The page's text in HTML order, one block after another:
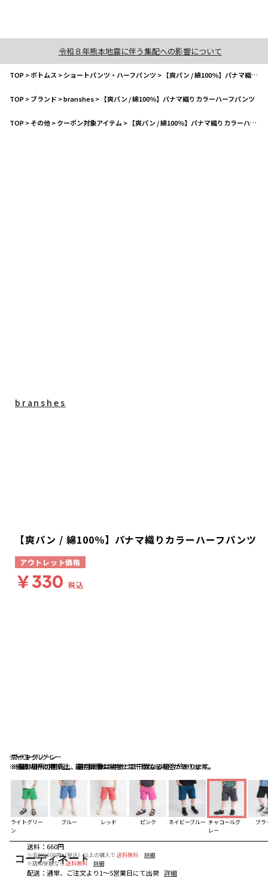
令和８年熊本地震に伴う集配への影響について
TOP>ボトムス >ショートパンツ・ハーフパンツ > 【爽パン / 綿100％】パナマ織りカラーハーフパンツ
TOP>ブランド >branshes> 【爽パン / 綿100％】パナマ織りカラーハーフパンツ
TOP>その他>クーポン対象アイテム > 【爽パン / 綿100％】パナマ織りカラーハーフパンツ
チャコールグレー
※撮影場所の関係上、着用画像は実物と若干異なる場合があります。
ブラック
※撮影場所の関係上、着用画像は実物と若干異なる場合があります。
カーキグリーン
※撮影場所の関係上、着用画像は実物と若干異なる場合があります。
ライトグリー
ン
ブルー レッド ピンク ネイビーブルー チャコールグ
レー
ブラ
コーディネート
送料 ： 660円
※合計6,600円（税込）以上の購入で 送料無料
詳細
※店頭受取なら 送料無料 詳細
配送 ：通常、ご注文より1～5営業日にて出荷 詳細
branshes
【爽パン / 綿100％】パナマ織りカラーハーフパンツ
アウトレット価格
￥330 税込